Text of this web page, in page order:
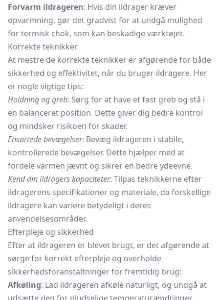
Forvarm ildrageren: Hvis din ildrager kræver
opvarmning, gør det gradvist for at undgå mulighed
for termisk chok, som kan beskadige værktøjet.
Korrekte teknikker
At mestre de korrekte teknikker er afgørende for både
sikkerhed og effektivitet, når du bruger ildragere. Her
er nogle vigtige tips:
Holdning og greb: Sørg for at have et fast greb og stå i
en balanceret position. Dette giver dig bedre kontrol
og mindsker risikoen for skader.
Ensartede bevægelser: Bevæg ildrageren i stabile,
kontrollerede bevægelser. Dette hjælper med at
fordele varmen jævnt og sikrer en bedre ydeevne.
Kend din ildragers kapaciteter: Tilpas teknikkerne efter
ildragerens specifikationer og materiale, da forskellige
ildragere kan variere betydeligt i deres
anvendelsesområder.
Efterpleje og sikkerhed
Efter at ildrageren er blevet brugt, er det afgørende at
sørge for korrekt efterpleje og overholde
sikkerhedsforanstaltninger for fremtidig brug:
Afkøling: Lad ildrageren afkøle naturligt, og undgå at